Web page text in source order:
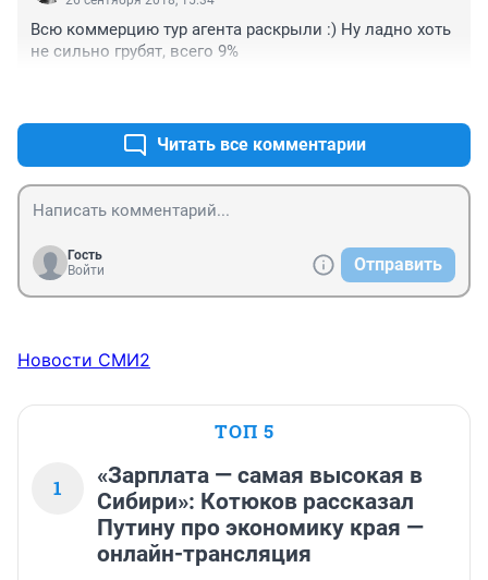
Всю коммерцию тур агента раскрыли :) Ну ладно хоть
не сильно грубят, всего 9%
Читать все комментарии
Гость
Войти
Отправить
Новости СМИ2
ТОП 5
1
«Зарплата — самая высокая в
Сибири»: Котюков рассказал
Путину про экономику края —
онлайн-трансляция